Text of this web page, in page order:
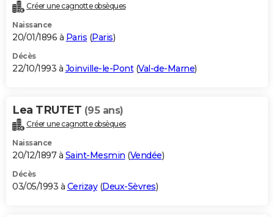
Créer une cagnotte obsèques
Naissance
20/01/1896 à Paris (Paris)
Décès
22/10/1993 à Joinville-le-Pont(Val-de-Marne)
Lea TRUTET (95 ans)
Créer une cagnotte obsèques
Naissance
20/12/1897 à Saint-Mesmin (Vendée)
Décès
03/05/1993 à Cerizay(Deux-Sèvres)